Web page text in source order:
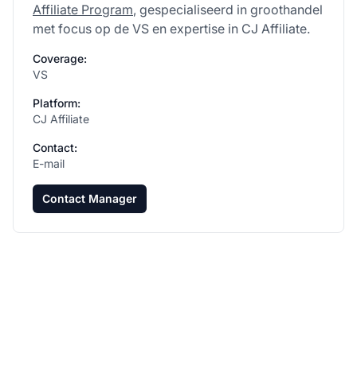
Affiliate Program, gespecialiseerd in groothandel
met focus op de VS en expertise in CJ Affiliate.
Coverage:
VS
Platform:
CJ Affiliate
Contact:
E-mail
Contact Manager